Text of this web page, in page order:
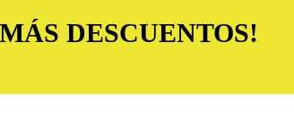
DESCUENTOS!